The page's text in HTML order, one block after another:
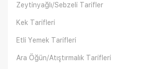
Zeytinyağlı/Sebzeli Tarifler
Kek Tarifleri
Etli Yemek Tarifleri
Ara Öğün/Atıştırmalık Tarifleri